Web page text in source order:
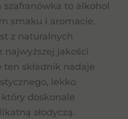
to alkohol
smaku i aromacie.
z naturalnych
najwyższej jakości
ten składnik nadaje
lekko
doskonale
słodyczą.